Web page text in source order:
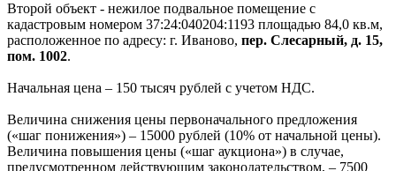
Второй объект - нежилое подвальное помещение с
кадастровым номером 37:24:040204:1193 площадью 84,0 кв.м,
расположенное по адресу: г. Иваново, пер. Слесарный, д. 15,
пом. 1002.
Начальная цена – 150 тысяч рублей с учетом НДС.
Величина снижения цены первоначального предложения
(«шаг понижения») – 15000 рублей (10% от начальной цены).
Величина повышения цены («шаг аукциона») в случае,
предусмотренном действующим законодательством, – 7500